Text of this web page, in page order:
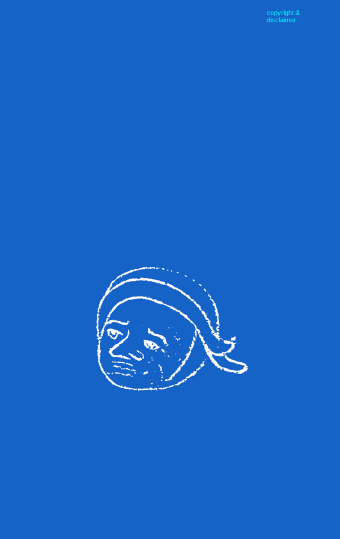
copyright &
disclaimer